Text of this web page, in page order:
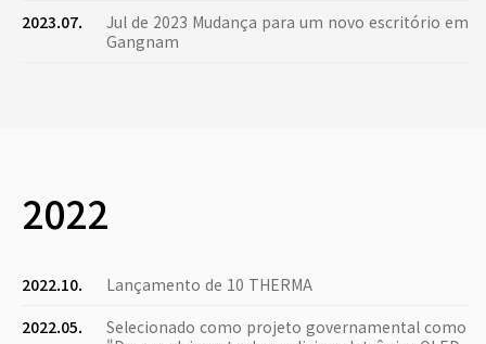
2023.07.
Jul de 2023 Mudança para um novo escritório em
Gangnam
2022
2022.10.
Lançamento de 10 THERMA
2022.05.
Selecionado como projeto governamental como